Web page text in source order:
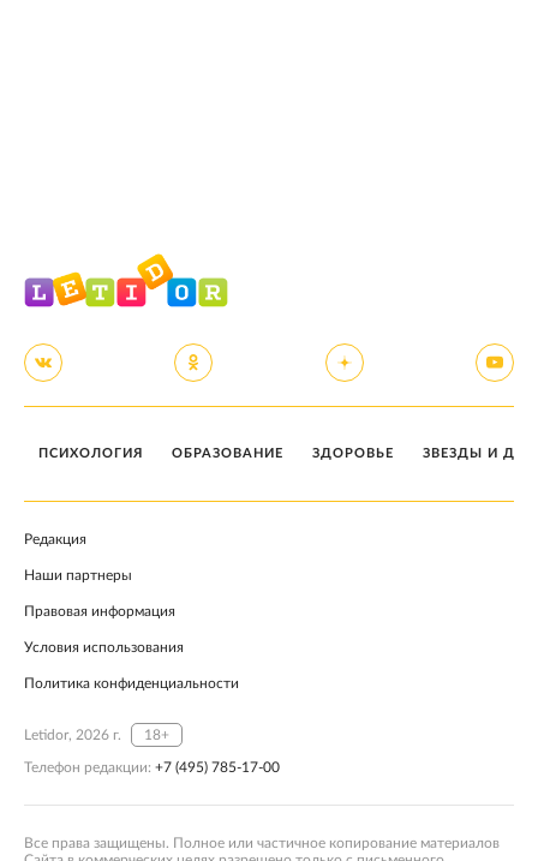
ПСИХОЛОГИЯ ОБРАЗОВАНИЕ ЗДОРОВЬЕ ЗВЕЗДЫ И
Редакция
Наши партнеры
Правовая информация
Условия использования
Политика конфиденциальности
Letidor, 2026 г. 18+
Телефон редакции: +7 (495) 785-17-00
Все права защищены. Полное или частичное копирование материалов